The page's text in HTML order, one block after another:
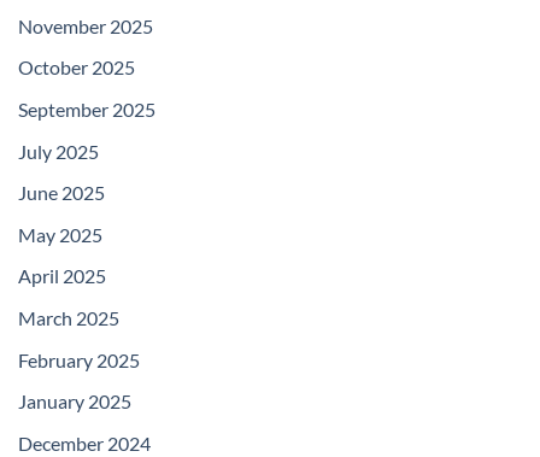
November 2025
October 2025
September 2025
July 2025
June 2025
May 2025
April 2025
March 2025
February 2025
January 2025
December 2024